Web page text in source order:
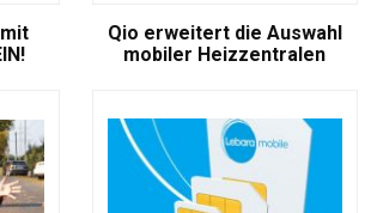
Qio erweitert die Auswahl
mobiler Heizzentralen